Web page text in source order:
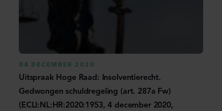
04 DECEMBER 2020
Uitspraak Hoge Raad: Insolventierecht.
Gedwongen schuldregeling (art. 287a Fw)
(ECLI:NL:HR:2020:1953, 4 december 2020,